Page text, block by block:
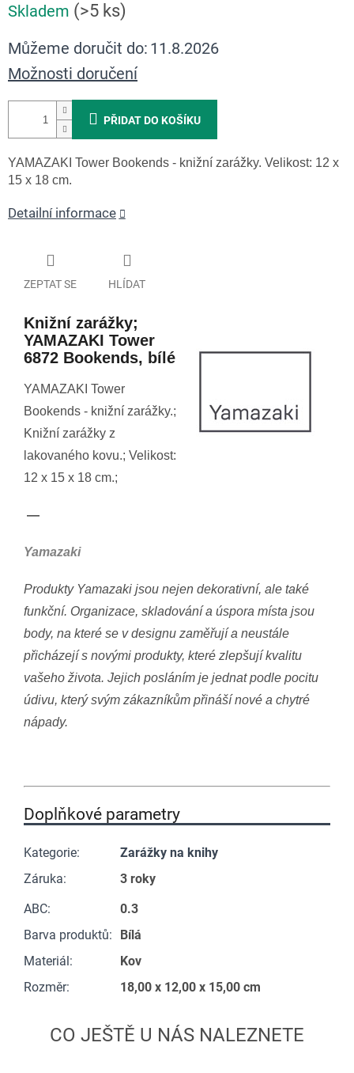
cena:
Skladem (>5 ks)
Můžeme doručit do: 11.8.2026
Možnosti doručení
PŘIDAT DO KOŠÍKU
YAMAZAKI Tower Bookends - knižní zarážky. Velikost: 12 x
15 x 18 cm.
Detailní informace
ZEPTAT SE HLÍDAT
Knižní zarážky;
YAMAZAKI Tower
6872 Bookends, bílé
YAMAZAKI Tower
Bookends - knižní zarážky.;
Knižní zarážky z
lakovaného kovu.; Velikost:
12 x 15 x 18 cm.;
—
Yamazaki
Produkty Yamazaki jsou nejen dekorativní, ale také
funkční. Organizace, skladování a úspora místa jsou
body, na které se v designu zaměřují a neustále
přicházejí s novými produkty, které zlepšují kvalitu
vašeho života. Jejich posláním je jednat podle pocitu
údivu, který svým zákazníkům přináší nové a chytré
nápady.
Doplňkové parametry
Kategorie:
Zarážky na knihy
Záruka:
3 roky
ABC:
0.3
Barva produktů:
Bílá
Materiál:
Kov
Rozměr: 18,00 x 12,00 x 15,00 cm